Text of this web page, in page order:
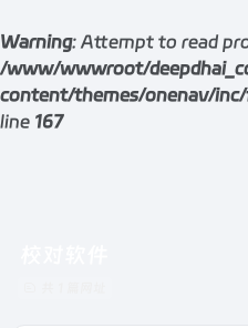
Warning: Attempt to read
/www/wwwroot/
content/themes/onenav/
line 167